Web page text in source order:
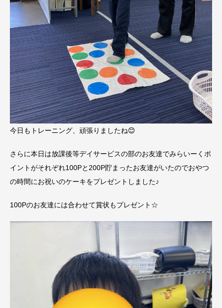
今日もトレーニング、頑張りましたね😊
さらに本日は放課後等デイサービスの部のお友達でみらいーくポ
イントがそれぞれ100Pと200P貯まったお友達がいたのでおやつ
の時間にお祝いのケーキをプレゼントしました♪
100Pのお友達には合わせて賞状もプレゼント☆